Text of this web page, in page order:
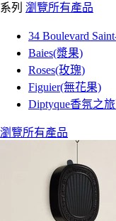
系列 瀏覽所有產品
34 Boulevard
Baies(漿果)
Roses(玫瑰)
Figuier(無花果)
Diptyque香氛之
瀏覽所有產品